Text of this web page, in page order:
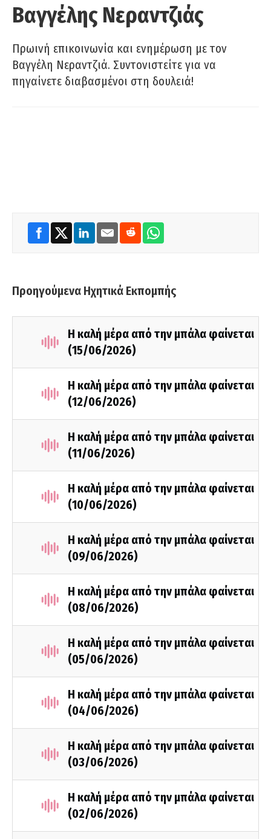
Βαγγέλης Νεραντζιάς
Πρωινή επικοινωνία και ενημέρωση με τον
Βαγγέλη Νεραντζιά. Συντονιστείτε για να
πηγαίνετε διαβασμένοι στη δουλειά!
Προηγούμενα Ηχητικά Εκπομπής
Η καλή μέρα από την μπάλα φαίνεται
(15/06/2026)
Η καλή μέρα από την μπάλα φαίνεται
(12/06/2026)
Η καλή μέρα από την μπάλα φαίνεται
(11/06/2026)
Η καλή μέρα από την μπάλα φαίνεται
(10/06/2026)
Η καλή μέρα από την μπάλα φαίνεται
(09/06/2026)
Η καλή μέρα από την μπάλα φαίνεται
(08/06/2026)
Η καλή μέρα από την μπάλα φαίνεται
(05/06/2026)
Η καλή μέρα από την μπάλα φαίνεται
(04/06/2026)
Η καλή μέρα από την μπάλα φαίνεται
(03/06/2026)
Η καλή μέρα από την μπάλα φαίνεται
(02/06/2026)